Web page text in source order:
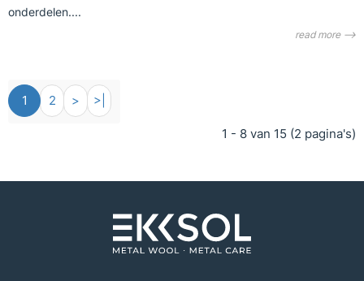
onderdelen....
read more ⟶
1 2 > >|
1 - 8 van 15 (2 pagina's)